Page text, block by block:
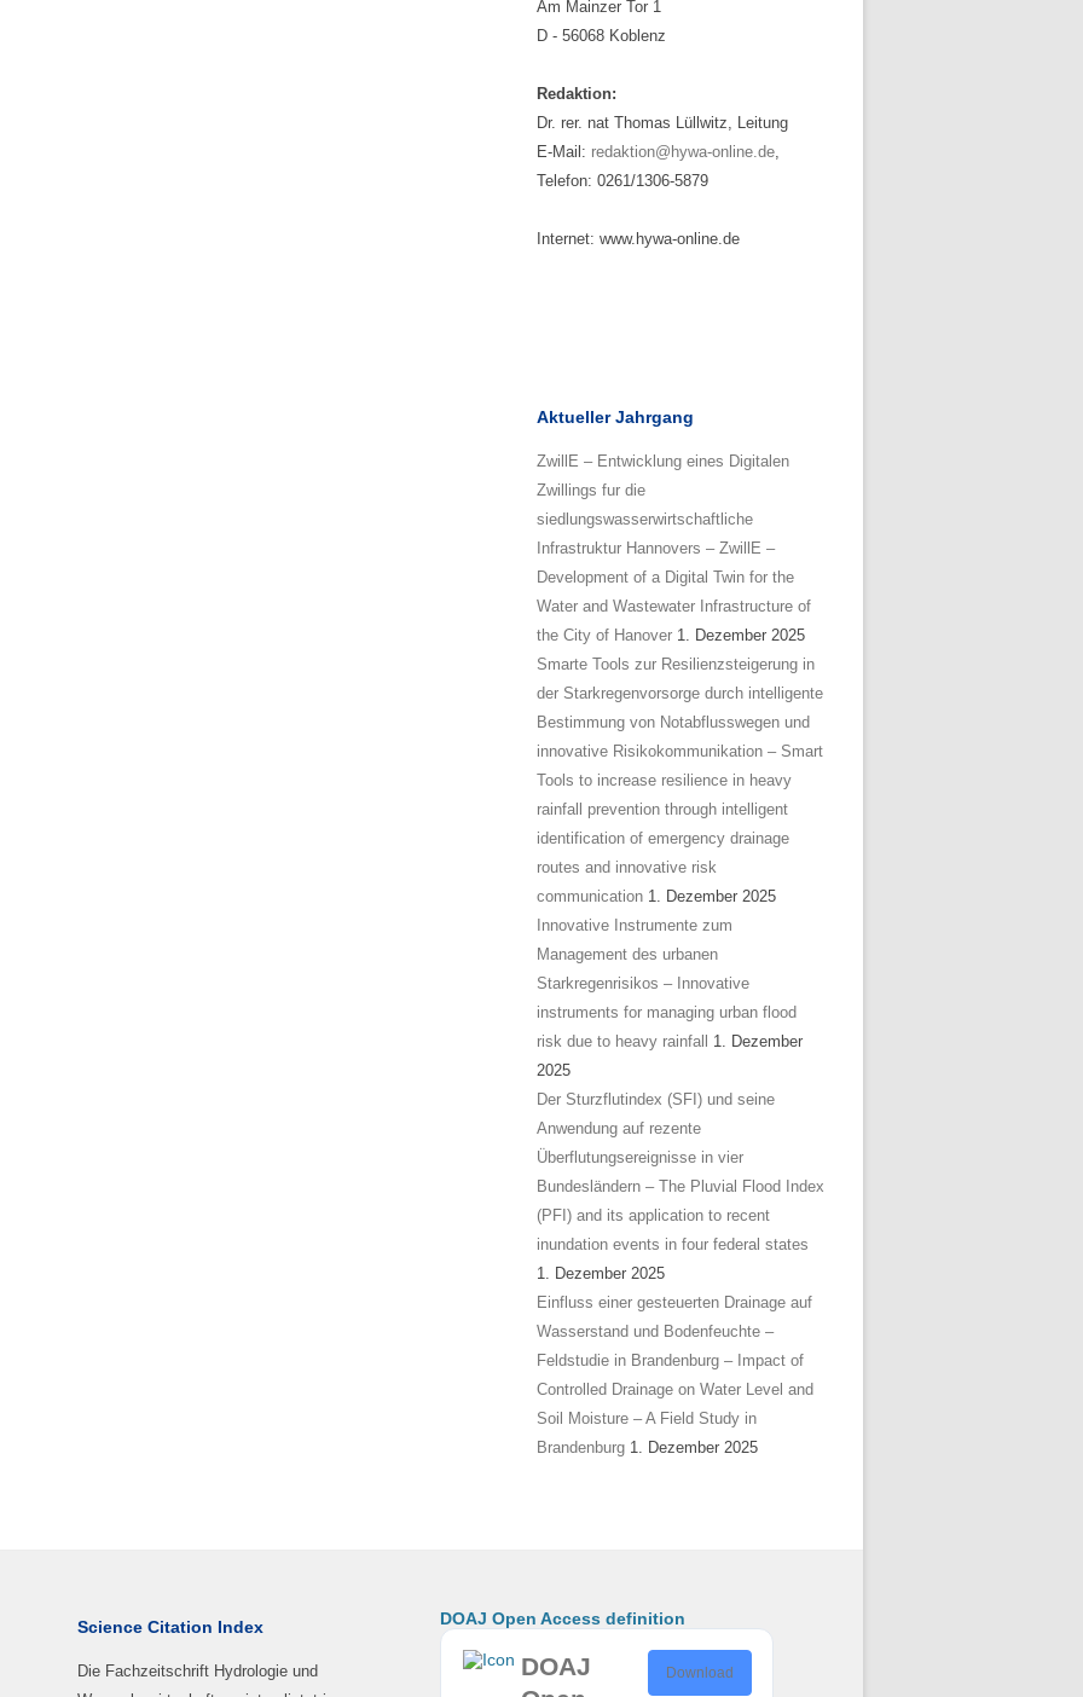
Am Mainzer Tor 1
D - 56068 Koblenz
Redaktion:
Dr. rer. nat Thomas Lüllwitz, Leitung
E-Mail: redaktion@hywa-online.de
Telefon: 0261/1306-5879
Internet: www.hywa-online.de
Aktueller Jahrgang
ZwillE – Entwicklung eines Digitalen
Zwillings fur die
siedlungswasserwirtschaftliche
Infrastruktur Hannovers – ZwillE –
Development of a Digital Twin for the
Water and Wastewater Infrastructure of
the City of Hanover 1. Dezember 2025
Smarte Tools zur Resilienzsteigerung in
der Starkregenvorsorge durch intelligente
Bestimmung von Notabflusswegen und
innovative Risikokommunikation – Smart
Tools to increase resilience in heavy
rainfall prevention through intelligent
identification of emergency drainage
routes and innovative risk
communication 1. Dezember 2025
Innovative Instrumente zum
Management des urbanen
Starkregenrisikos – Innovative
instruments for managing urban flood
risk due to heavy rainfall
1. Dezember
2025
Der Sturzflutindex (SFI) und seine
Anwendung auf rezente
Überflutungsereignisse in vier
Bundesländern – The Pluvial Flood Index
(PFI) and its application to recent
inundation events in four federal states
1. Dezember 2025
Einfluss einer gesteuerten Drainage auf
Wasserstand und Bodenfeuchte –
Feldstudie in Brandenburg – Impact of
Controlled Drainage on Water Level and
Soil Moisture – A Field Study in
Brandenburg 1. Dezember 2025
Science Citation Index
Die Fachzeitschrift Hydrologie und
DOAJ Open Access definition
DOAJ
Download